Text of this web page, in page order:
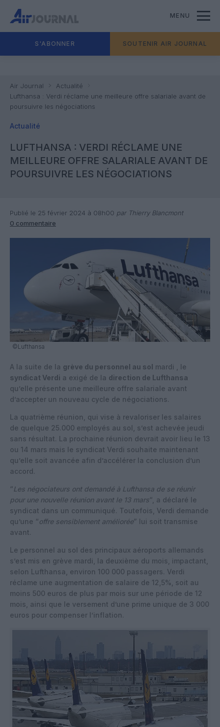
MENU
S'ABONNER SOUTENIR AIR JOURNAL
Air Journal
Actualité
Lufthansa : Verdi réclame une meilleure offre salariale avant de
poursuivre les négociations
Actualité
LUFTHANSA : VERDI RÉCLAME UNE
MEILLEURE OFFRE SALARIALE AVANT DE
POURSUIVRE LES NÉGOCIATIONS
Publié le 25 février 2024 à 08h00 par Thierry Blancmont
0 commentaire
©Lufthansa
A la suite de la grève du personnel au sol mardi , le
syndicat Verdi a exigé de la direction de Lufthansa
qu’elle présente une meilleure offre salariale avant
d’accepter un nouveau cycle de négociations.
La quatrième réunion, qui vise à revaloriser les salaires
de quelque 25.000 employés au sol, s’est achevée jeudi
sans résultat. La prochaine réunion devrait avoir lieu le 13
ou 14 mars mais le syndicat Verdi souhaite maintenant
qu’elle soit avancée afin d’accélérer la conclusion d’un
accord.
“Les négociateurs ont demandé à Lufthansa de se réunir
pour une nouvelle réunion avant le 13 mars“, a déclaré le
syndicat dans un communiqué. Toutefois, Verdi demande
qu’une “offre sensiblement améliorée” lui soit transmise
avant.
Le personnel au sol des principaux aéroports allemands
s’est mis en grève mardi, la deuxième du mois, impactant,
selon Lufthansa, environ 100 000 passagers. Verdi
réclame une augmentation de salaire de 12,5%, soit au
moins 500 euros de plus par mois sur une période de 12
mois, ainsi que le versement d’une prime unique de 3 000
euros pour compenser l’inflation.